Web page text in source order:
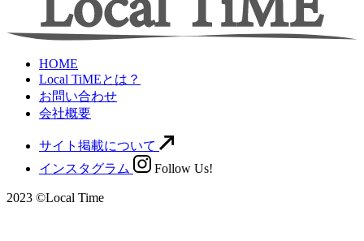
HOME
Local TiMEとは？
お問い合わせ
会社概要
サイト掲載について
インスタグラム
Follow Us!
2023 ©Local Time